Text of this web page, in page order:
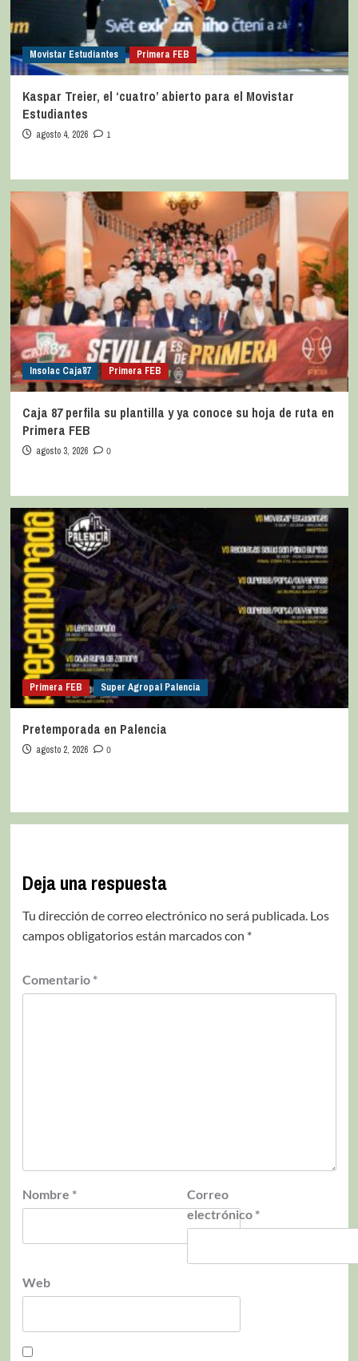
Movistar Estudiantes Primera FEB
Kaspar Treier, el ‘cuatro’ abierto para el Movistar
Estudiantes
agosto 4, 2026 1
Insolac Caja´87 Primera FEB
Caja 87 perfila su plantilla y ya conoce su hoja de ruta en
Primera FEB
agosto 3, 2026 0
Primera FEB Super Agropal Palencia
Pretemporada en Palencia
agosto 2, 2026 0
Deja una respuesta
Tu dirección de correo electrónico no será publicada. Los
campos obligatorios están marcados con *
Comentario *
Nombre *
Correo
electrónico *
Web